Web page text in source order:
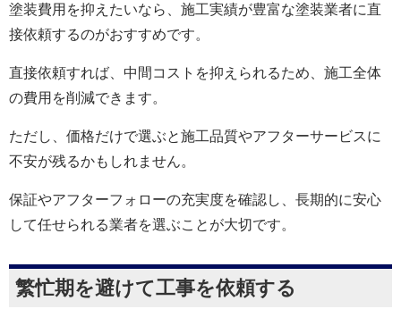
塗装費用を抑えたいなら、施工実績が豊富な塗装業者に直
接依頼するのがおすすめです。
直接依頼すれば、中間コストを抑えられるため、施工全体
の費用を削減できます。
ただし、価格だけで選ぶと施工品質やアフターサービスに
不安が残るかもしれません。
保証やアフターフォローの充実度を確認し、長期的に安心
して任せられる業者を選ぶことが大切です。
繁忙期を避けて工事を依頼する